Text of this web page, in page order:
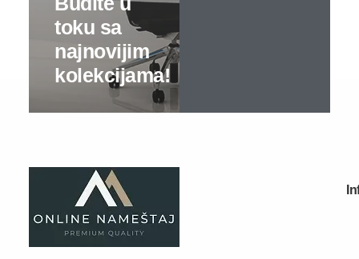
Predsoblja
Specijalne ponude
Predsoblja kompleti
Čiviluci
Komode